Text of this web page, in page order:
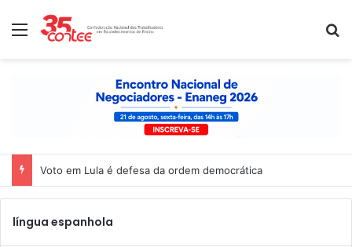
Menu
Voto em Lula é defesa da ordem democrática
língua espanhola